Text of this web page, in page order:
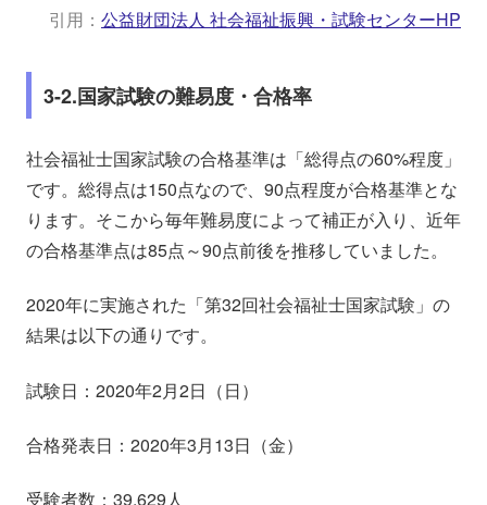
引用： 公益財団法人 社会福祉振興・試験センターHP
3-2.国家試験の難易度・合格率
社会福祉士国家試験の合格基準は「総得点の60%程度」
です。総得点は150点なので、90点程度が合格基準とな
ります。そこから毎年難易度によって補正が入り、近年
の合格基準点は85点～90点前後を推移していました。
2020年に実施された「第32回社会福祉士国家試験」の
結果は以下の通りです。
試験日：2020年2月2日（日）
合格発表日：2020年3月13日（金）
受験者数：39,629人